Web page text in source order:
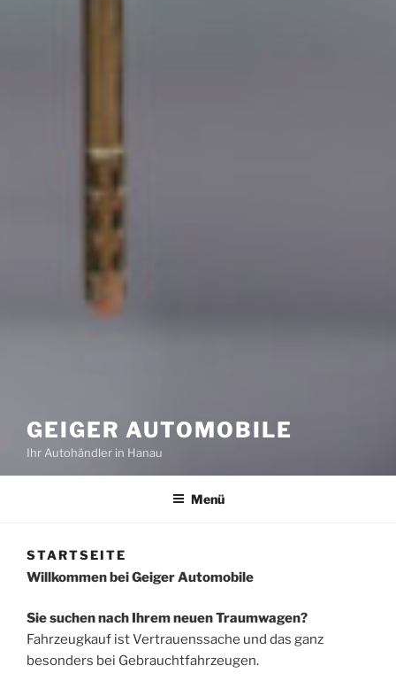
GEIGER AUTOMOBILE
Ihr Autohändler in Hanau
Menü
STARTSEITE
Willkommen bei Geiger Automobile
Sie suchen nach Ihrem neuen Traumwagen?
Fahrzeugkauf ist Vertrauenssache und das ganz
besonders bei Gebrauchtfahrzeugen.